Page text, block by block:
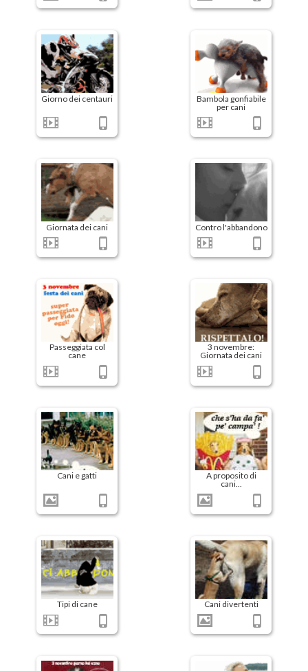
Giorno dei centauri
Bambola gonfiabile
per cani
Giornata dei cani Contro l'abbandono
Passeggiata col
cane
3 novembre:
Giornata dei cani
Cani e gatti
A proposito di
cani...
Tipi di cane Cani divertenti